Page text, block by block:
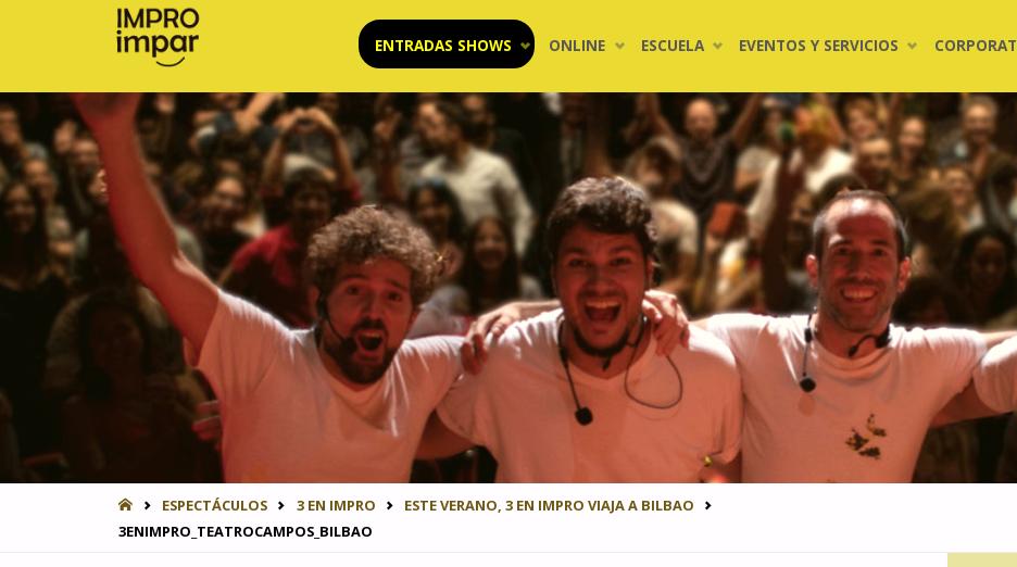
Saltar
contenido
ENTRADAS SHOWS ONLINE ESCUELA EVENTOS Y SERVICIOS
INICIOESPECTÁCULOS 3 EN IMPRO
ESTE VERANO, 3 EN IMPRO VIAJA A BILBAO
3ENIMPRO_TEATROCAMPOS_BILBAO